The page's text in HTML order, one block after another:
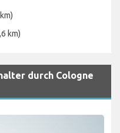
km)
durch Cologne